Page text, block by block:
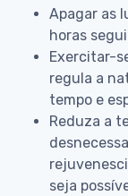
Apagar as
horas
Exercitar-
regula a
tempo e
Reduza a
seja